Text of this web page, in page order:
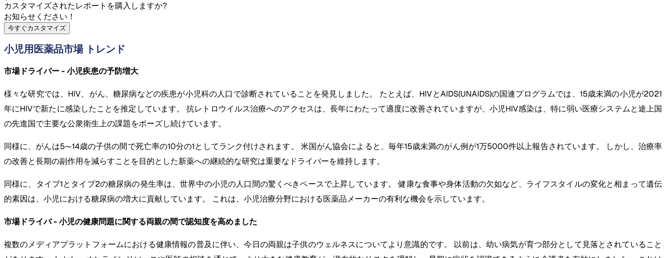
カスタマイズされたレポートを購入しますか?
お知らせください！
今すぐカスタマイズ
小児用医薬品市場 トレンド
市場ドライバー - 小児疾患の予防増大
様々な研究では、HIV、がん、糖尿病などの疾患が小児科の人口で診断されていることを発見しました。 たとえば、HIVとAIDS(UNAIDS)の国連プログラムでは、15歳未満の小児が2021
年にHIVで新たに感染したことを推定しています。 抗レトロウイルス治療へのアクセスは、長年にわたって適度に改善されていますが、小児HIV感染は、特に弱い医療システムと途上国
の先進国で主要な公衆衛生上の課題をポーズし続けています。
同様に、がんは5〜14歳の子供の間で死亡率の10分の1としてランク付けされます。 米国がん協会によると、毎年15歳未満のがん例が1万5000件以上報告されています。 しかし、治療率
の改善と長期の副作用を減らすことを目的とした新薬への継続的な研究は重要なドライバーを維持します。
同様に、タイプ1とタイプ2の糖尿病の発生率は、世界中の小児の人口間の驚くべきペースで上昇しています。 健康な食事や身体活動の欠如など、ライフスタイルの変化と相まって遺伝
的素因は、小児における糖尿病の増大に貢献しています。 これは、小児治療分野における医薬品メーカーの有利な機会を示しています。
市場ドライバ - 小児の健康問題に関する両親の間で認知度を高めました
複数のメディアプラットフォームにおける健康情報の普及に伴い、今日の両親は子供のウェルネスについてより意識的です。 以前は、幼い病気が育つ部分として見落とされていること